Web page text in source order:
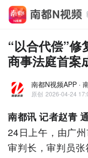
“以合代偿”修
商事法庭首案
南都N视频APP ·
原创 2026-04-24
南都讯 记者赵青
24日上午，由广
审判长，审判员